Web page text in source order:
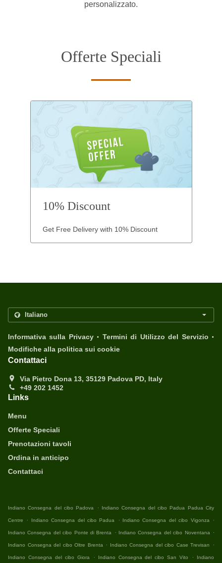
personalizzato.
Offerte Speciali
10% Discount
Get Free Delivery with 10% Discount
Informativa sulla Privacy . Termini di Utilizzo del Servizio .
Modifiche alla politica sui cookie
Contattaci
Via Pietro Dona 13, 35129 Padova PD, Italy
+49 202 1452
Links
Menu
Offerte Speciali
Prenotazioni tavoli
Ordina in anticipo
Contattaci
Indiano Consegna del cibo Padova . Indiano Consegna del cibo Padua Padua City
Centre . Indiano Consegna del cibo Padua . Indiano Consegna del cibo Vigonza .
Indiano Consegna del cibo Ponte di Brenta . Indiano Consegna del cibo Noventana .
Indiano Consegna del cibo Oltre Brenta . Indiano Consegna del cibo Case Trevisan .
Indiano Consegna del cibo Giora . Indiano Consegna del cibo San Vito . Indiano